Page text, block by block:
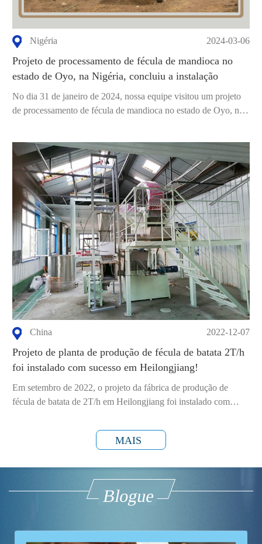
Nigéria 2024-03-06
Projeto de processamento de fécula de mandioca no
estado de Oyo, na Nigéria, concluiu a instalação
No dia 31 de janeiro de 2024, nossa equipe visitou um projeto
de processamento de fécula de mandioca no estado de Oyo, na
China 2022-12-07
Projeto de planta de produção de fécula de batata 2T/h
foi instalado com sucesso em Heilongjiang!
Em setembro de 2022, o projeto da fábrica de produção de
fécula de batata de 2T/h em Heilongjiang foi instalado com
MAIS
Blogue